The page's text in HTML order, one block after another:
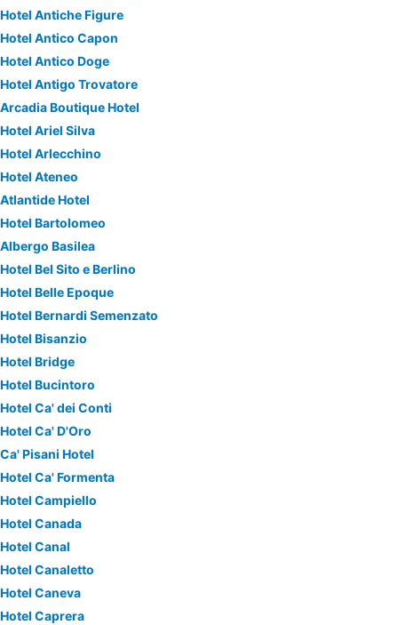
Hotel Antiche Figure
Hotel Antico Capon
Hotel Antico Doge
Hotel Antigo Trovatore
Arcadia Boutique Hotel
Hotel Ariel Silva
Hotel Arlecchino
Hotel Ateneo
Atlantide Hotel
Hotel Bartolomeo
Albergo Basilea
Hotel Bel Sito e Berlino
Hotel Belle Epoque
Hotel Bernardi Semenzato
Hotel Bisanzio
Hotel Bridge
Hotel Bucintoro
Hotel Ca' dei Conti
Hotel Ca' D'Oro
Ca' Pisani Hotel
Hotel Ca' Formenta
Hotel Campiello
Hotel Canada
Hotel Canal
Hotel Canaletto
Hotel Caneva
Hotel Caprera